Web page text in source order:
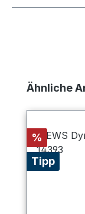
Produktgalerie
Ähnliche
Rabatt
%
Tipp